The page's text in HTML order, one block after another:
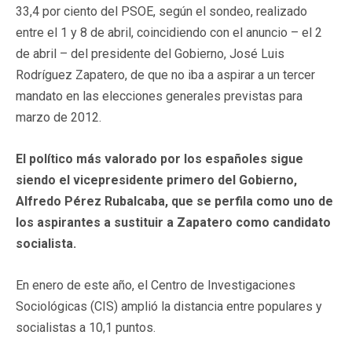
33,4 por ciento del PSOE, según el sondeo, realizado
entre el 1 y 8 de abril, coincidiendo con el anuncio – el 2
de abril – del presidente del Gobierno, José Luis
Rodríguez Zapatero, de que no iba a aspirar a un tercer
mandato en las elecciones generales previstas para
marzo de 2012.
El político más valorado por los españoles sigue
siendo el vicepresidente primero del Gobierno,
Alfredo Pérez Rubalcaba, que se perfila como uno de
los aspirantes a sustituir a Zapatero como candidato
socialista.
En enero de este año, el Centro de Investigaciones
Sociológicas (CIS) amplió la distancia entre populares y
socialistas a 10,1 puntos.